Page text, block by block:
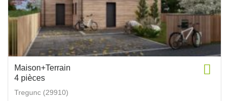
Maison+Terrain
4 pièces
Tregunc (29910)